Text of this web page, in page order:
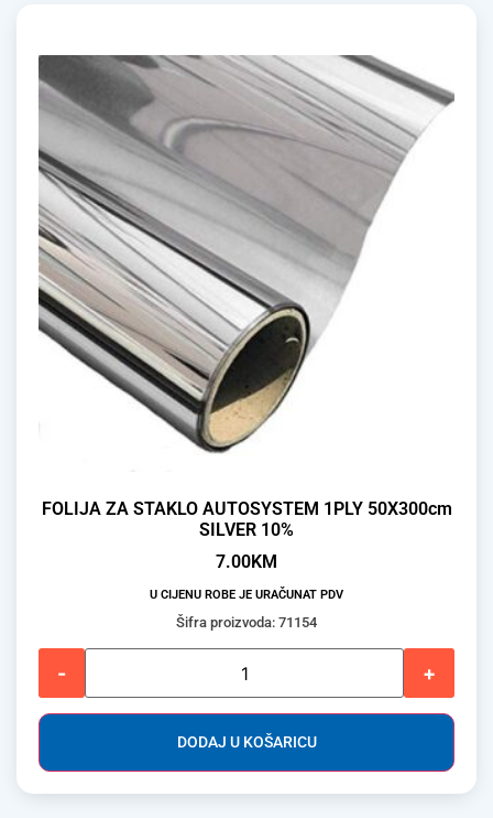
FOLIJA ZA STAKLO AUTOSYSTEM 1PLY 50X300cm
SILVER 10%
7.00KM
U CIJENU ROBE JE URAČUNAT PDV
Šifra proizvoda: 71154
- +
DODAJ U KOŠARICU